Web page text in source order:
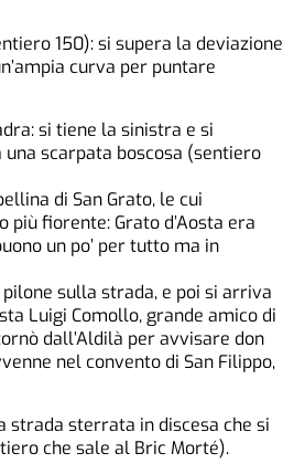
150): si supera la deviazione
curva per puntare
si tiene la sinistra e si
scarpata boscosa (sentiero
di San Grato, le cui
fiorente: Grato d’Aosta era
un po’ per tutto ma in
sulla strada, e poi si arriva
Luigi Comollo, grande amico di
dall’Aldilà per avvisare don
nel convento di San Filippo,
strada sterrata in discesa che si
che sale al Bric Morté).